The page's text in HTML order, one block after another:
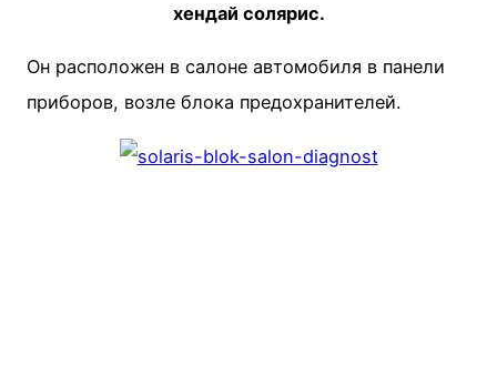
хендай солярис.
Он расположен в салоне автомобиля в панели
приборов, возле блока предохранителей.